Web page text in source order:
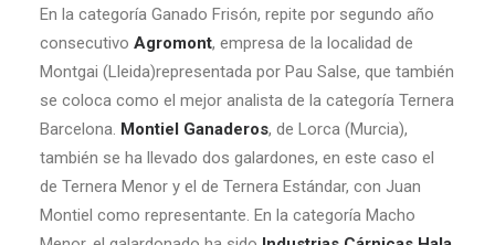
En la categoría Ganado Frisón, repite por segundo año
consecutivo Agromont, empresa de la localidad de
Montgai (Lleida)representada por Pau Salse, que también
se coloca como el mejor analista de la categoría Ternera
Barcelona. Montiel Ganaderos, de Lorca (Murcia),
también se ha llevado dos galardones, en este caso el
de Ternera Menor y el de Ternera Estándar, con Juan
Montiel como representante. En la categoría Macho